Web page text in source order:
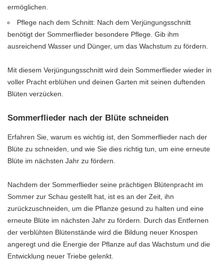
ermöglichen.
Pflege nach dem Schnitt: Nach dem Verjüngungsschnitt
benötigt der Sommerflieder besondere Pflege. Gib ihm
ausreichend Wasser und Dünger, um das Wachstum zu fördern.
Mit diesem Verjüngungsschnitt wird dein Sommerflieder wieder in
voller Pracht erblühen und deinen Garten mit seinen duftenden
Blüten verzücken.
Sommerflieder nach der Blüte schneiden
Erfahren Sie, warum es wichtig ist, den Sommerflieder nach der
Blüte zu schneiden, und wie Sie dies richtig tun, um eine erneute
Blüte im nächsten Jahr zu fördern.
Nachdem der Sommerflieder seine prächtigen Blütenpracht im
Sommer zur Schau gestellt hat, ist es an der Zeit, ihn
zurückzuschneiden, um die Pflanze gesund zu halten und eine
erneute Blüte im nächsten Jahr zu fördern. Durch das Entfernen
der verblühten Blütenstände wird die Bildung neuer Knospen
angeregt und die Energie der Pflanze auf das Wachstum und die
Entwicklung neuer Triebe gelenkt.